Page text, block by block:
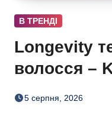
В ТРЕНДІ
Longevity
волосся –
нічну
5 серпня, 2026